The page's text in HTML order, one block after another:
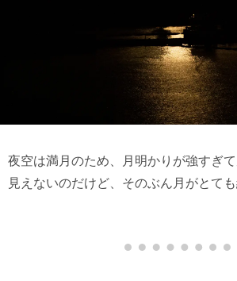
夜空は満月のため、月明かりが強すぎ
見えないのだけど、そのぶん月がとても